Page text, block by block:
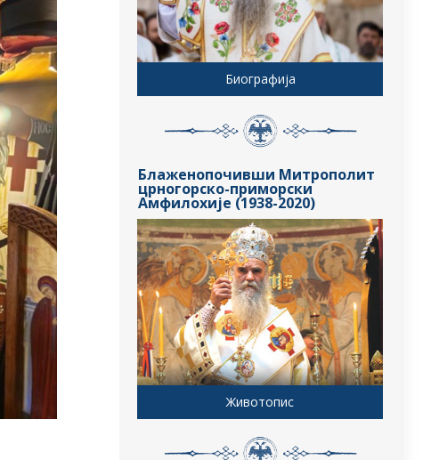
Биографија
Блаженопочивши Митрополит
црногорско-приморски
Амфилохије (1938-2020)
Животопис